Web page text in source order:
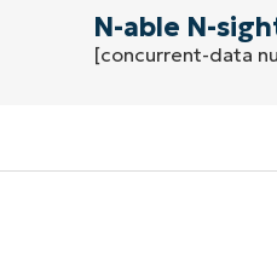
N-able N-
[concurrent-data